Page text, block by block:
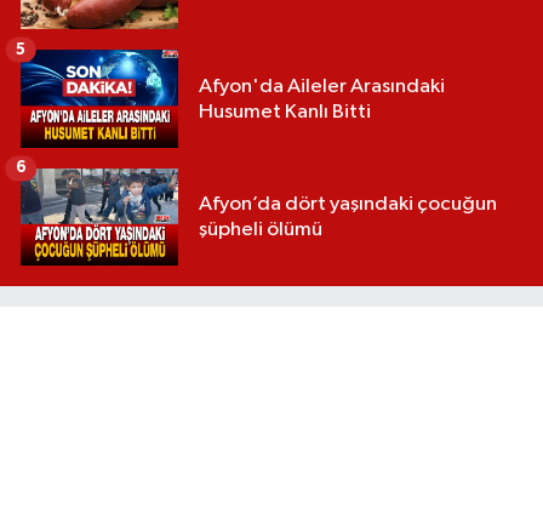
Afyon'da Aileler Arasındaki
Husumet Kanlı Bitti
5
Afyon’da dört yaşındaki çocuğun
şüpheli ölümü
6